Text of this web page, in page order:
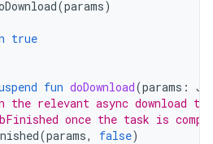
(params)
true
fun doDownload(params :
the relevant async download
once the task is
(params, false)